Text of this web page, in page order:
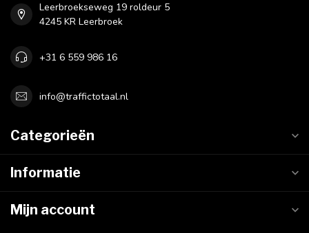
Leerbroekseweg 19 roldeur 5
4245 KR Leerbroek
+31 6 559 986 16
info@traffictotaal.nl
Categorieën
Informatie
Mijn account